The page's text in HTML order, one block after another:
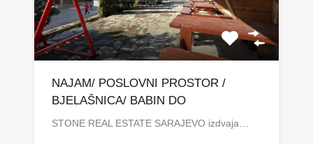
NAJAM/ POSLOVNI PROSTOR /
BJELAŠNICA/ BABIN DO
STONE REAL ESTATE SARAJEVO izdvaja…